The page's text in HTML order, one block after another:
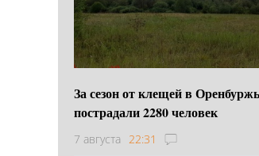
За сезон от клещей в
пострадали 2280 человек
7 августа 22:31